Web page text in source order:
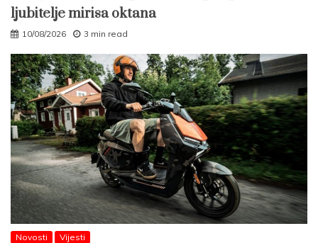
ljubitelje mirisa oktana
10/08/2026 3 min read
Novosti Vijesti